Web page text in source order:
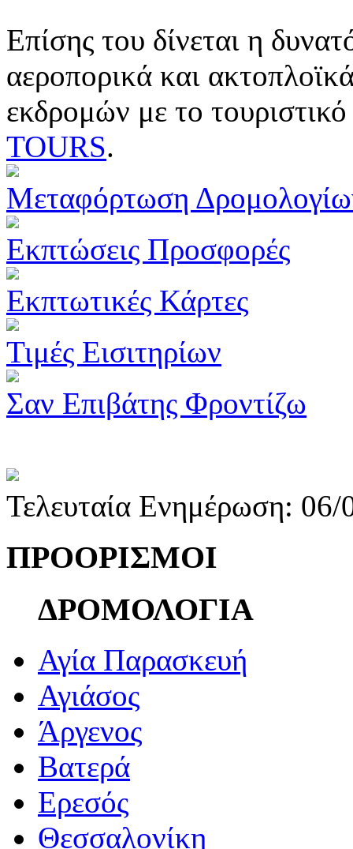
Επίσης του δίνεται η
αεροπορικά και
εκδρομών με το
TOURS.
Μεταφόρτωση
Εκπτώσεις Προσφορές
Εκπτωτικές Κάρτες
Τιμές Εισιτηρίων
Σαν Επιβάτης Φροντίζω
Τελευταία Ενημέρωση:
ΠΡΟΟΡΙΣΜΟΙ
ΔΡΟΜΟΛΟΓΙΑ
Αγία Παρασκευή
Αγιάσος
Άργενος
Βατερά
Ερεσός
Θεσσαλονίκη